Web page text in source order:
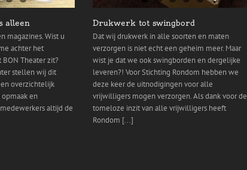
alleen
magazines. Wist u
achter het
Theater zit?
stellen wij dit
overzichtelijk
en
altijd de
Drukwerk tot swingbord
Dat wij drukwerk in alle soorten en maten
verzorgen is niet echt een geheim meer. Maar
wist je dat we ook swingborden en dergelijke
leveren?! Voor Stichting Rondom hebben we
deze keer de uitnodigingen voor alle
vrijwilligers mogen verzorgen. Als dank voor de
tomeloze inzit van alle vrijwilligers heeft
Rondom [...]